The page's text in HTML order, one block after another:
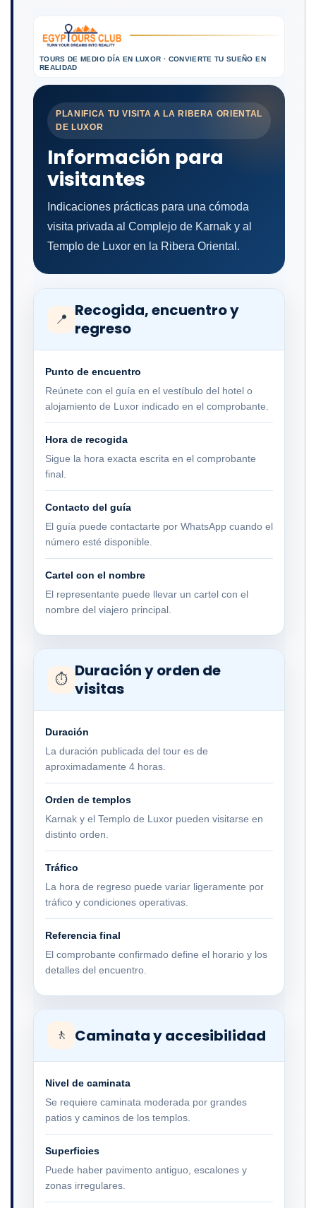
TOURS DE MEDIO DÍA EN LUXOR · CONVIERTE TU SUEÑO EN
REALIDAD
PLANIFICA TU VISITA A LA RIBERA ORIENTAL
DE LUXOR
Información para
visitantes
Indicaciones prácticas para una cómoda
visita privada al Complejo de Karnak y al
Templo de Luxor en la Ribera Oriental.
📍
Recogida, encuentro y
regreso
Punto de encuentro
Reúnete con el guía en el vestíbulo del hotel o
alojamiento de Luxor indicado en el comprobante.
Hora de recogida
Sigue la hora exacta escrita en el comprobante
final.
Contacto del guía
El guía puede contactarte por WhatsApp cuando el
número esté disponible.
Cartel con el nombre
El representante puede llevar un cartel con el
nombre del viajero principal.
⏱ Duración y orden de
visitas
Duración
La duración publicada del tour es de
aproximadamente 4 horas.
Orden de templos
Karnak y el Templo de Luxor pueden visitarse en
distinto orden.
Tráfico
La hora de regreso puede variar ligeramente por
tráfico y condiciones operativas.
Referencia final
El comprobante confirmado define el horario y los
detalles del encuentro.
🚶 Caminata y accesibilidad
Nivel de caminata
Se requiere caminata moderada por grandes
patios y caminos de los templos.
Superficies
Puede haber pavimento antiguo, escalones y
zonas irregulares.